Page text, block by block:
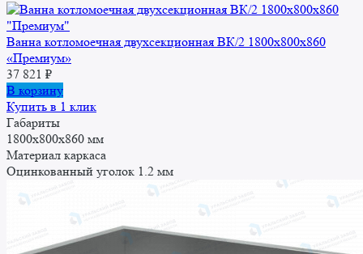
Ванна котломоечная двухсекционная ВК/2 1800x800x860
«Премиум»
37 821 ₽
В корзину
Купить в 1 клик
Габариты
1800x800x860 мм
Материал каркаса
Оцинкованный уголок 1.2 мм